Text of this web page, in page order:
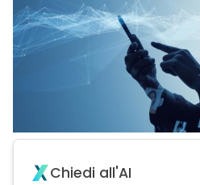
Chiedi all'AI